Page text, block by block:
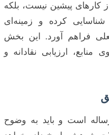
کارهای پیشین نیست، بلکه
کرده و زمینه‌ای
فراهم آورد. این بخش
منابع، ارزیابی نقادانه و
است و باید به وضوح